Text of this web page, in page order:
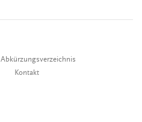
Abkürzungsverzeichnis
Kontakt